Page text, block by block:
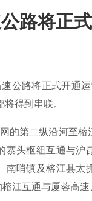
路将正
公路将正式开通
得到串联。
的第二纵沿河至
寨头枢纽互通与沪
哨镇及榕江县太
江互通与厦蓉高速